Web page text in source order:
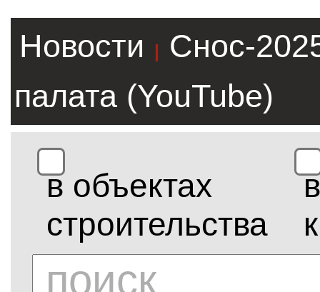
Новости |
Снос-
палата (YouTube)
в объектах
строительства
в